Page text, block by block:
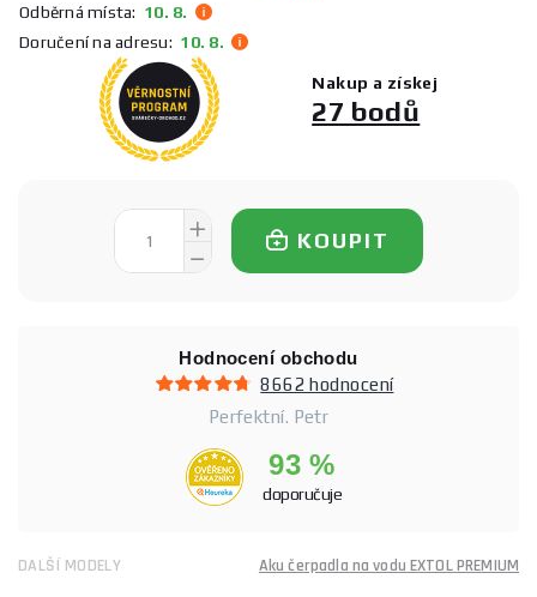
Odběrná místa: 10. 8.
Doručení na adresu: 10. 8.
Nakup a získej
27 bodů
KOUPIT
Hodnocení obchodu
8662 hodnocení
Perfektní. Petr
93 %
doporučuje
DALŠÍ MODELY Aku čerpadla na vodu EXTOL PREMIUM